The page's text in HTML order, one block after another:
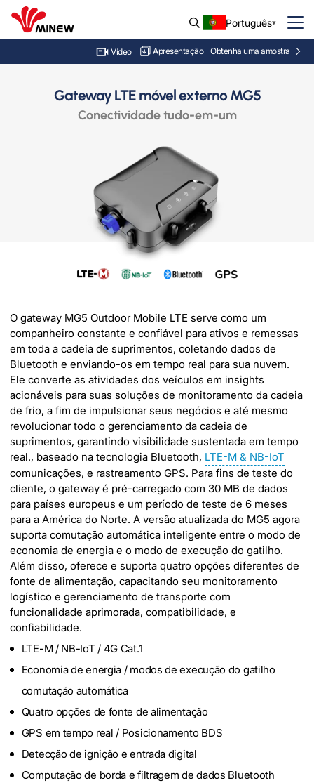
Português
Vídeo Apresentação Obtenha uma amostra
Gateway LTE móvel externo MG5
Conectividade tudo-em-um
O gateway MG5 Outdoor Mobile LTE serve como um
companheiro constante e confiável para ativos e remessas
em toda a cadeia de suprimentos, coletando dados de
Bluetooth e enviando-os em tempo real para sua nuvem.
Ele converte as atividades dos veículos em insights
acionáveis ​​para suas soluções de monitoramento da cadeia
de frio, a fim de impulsionar seus negócios e até mesmo
revolucionar todo o gerenciamento da cadeia de
suprimentos, garantindo visibilidade sustentada em tempo
real., baseado na tecnologia Bluetooth, LTE-M & NB-IoT
comunicações, e rastreamento GPS. Para fins de teste do
cliente, o gateway é pré-carregado com 30 MB de dados
para países europeus e um período de teste de 6 meses
para a América do Norte. A versão atualizada do MG5 agora
suporta comutação automática inteligente entre o modo de
economia de energia e o modo de execução do gatilho.
Além disso, oferece e suporta quatro opções diferentes de
fonte de alimentação, capacitando seu monitoramento
logístico e gerenciamento de transporte com
funcionalidade aprimorada, compatibilidade, e
confiabilidade.
LTE-M / NB-IoT / 4G Cat.1
Economia de energia / modos de execução do gatilho
comutação automática
Quatro opções de fonte de alimentação
GPS em tempo real / Posicionamento BDS
Detecção de ignição e entrada digital
Computação de borda e filtragem de dados Bluetooth